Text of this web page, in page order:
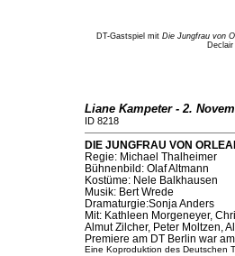
DT-Gastspiel mit Die Jungfrau von
Liane Kampeter - 2.
ID 8218
DIE JUNGFRAU VON
Regie: Michael Thalheimer
Bühnenbild: Olaf Altmann
Kostüme: Nele Balkhausen
Musik: Bert Wrede
Dramaturgie:Sonja Anders
Mit: Kathleen Morgeneyer,
Almut Zilcher, Peter Moltzen,
Premiere am DT Berlin war
Eine Koproduktion des Deutschen